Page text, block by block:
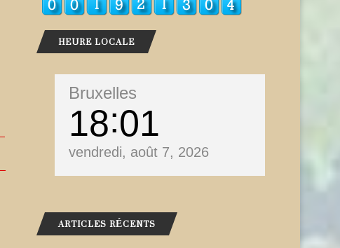
HEURE LOCALE
Bruxelles
18 01
vendredi, août 7, 2026
ARTICLES RÉCENTS